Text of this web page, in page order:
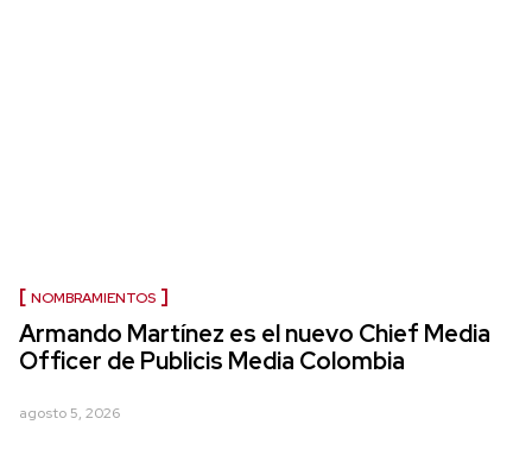
NOMBRAMIENTOS
Armando Martínez es el nuevo Chief Media
Officer de Publicis Media Colombia
agosto 5, 2026